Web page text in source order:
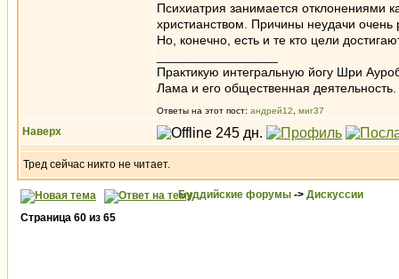
Психиатрия занимается отклонениями
христианством. Причины неудачи очень
Но, конечно, есть и те кто цели
Практикую интегральную йогу Шри
Лама и его общественная деятельность.
Ответы на этот пост: андрей12 миг37
Наверх
Тред сейчас никто не читает.
Буддийские форумы -> Дискуссии
Страница 60 из 65